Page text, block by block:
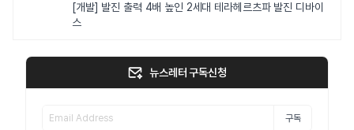
[개발] 발진 출력 4배 높인 2세대 테라헤르츠파 발진 디바이
스
뉴스레터 구독신청
구독